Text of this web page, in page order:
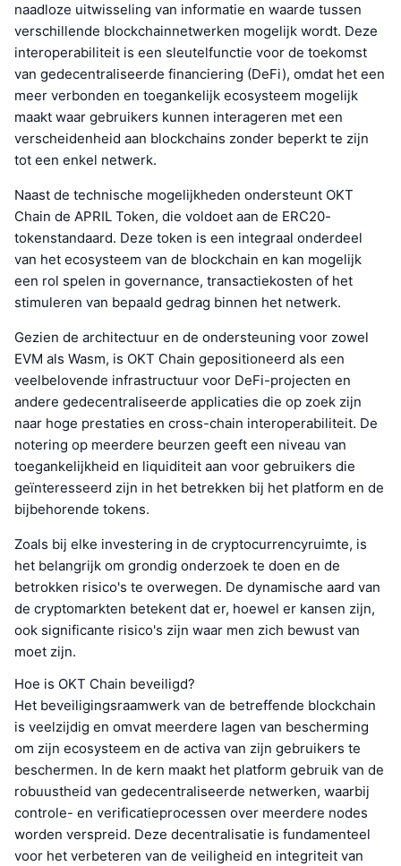
naadloze uitwisseling van informatie en waarde tussen
verschillende blockchainnetwerken mogelijk wordt. Deze
interoperabiliteit is een sleutelfunctie voor de toekomst
van gedecentraliseerde financiering (DeFi), omdat het een
meer verbonden en toegankelijk ecosysteem mogelijk
maakt waar gebruikers kunnen interageren met een
verscheidenheid aan blockchains zonder beperkt te zijn
tot een enkel netwerk.
Naast de technische mogelijkheden ondersteunt OKT
Chain de APRIL Token, die voldoet aan de ERC20-
tokenstandaard. Deze token is een integraal onderdeel
van het ecosysteem van de blockchain en kan mogelijk
een rol spelen in governance, transactiekosten of het
stimuleren van bepaald gedrag binnen het netwerk.
Gezien de architectuur en de ondersteuning voor zowel
EVM als Wasm, is OKT Chain gepositioneerd als een
veelbelovende infrastructuur voor DeFi-projecten en
andere gedecentraliseerde applicaties die op zoek zijn
naar hoge prestaties en cross-chain interoperabiliteit. De
notering op meerdere beurzen geeft een niveau van
toegankelijkheid en liquiditeit aan voor gebruikers die
geïnteresseerd zijn in het betrekken bij het platform en de
bijbehorende tokens.
Zoals bij elke investering in de cryptocurrencyruimte, is
het belangrijk om grondig onderzoek te doen en de
betrokken risico's te overwegen. De dynamische aard van
de cryptomarkten betekent dat er, hoewel er kansen zijn,
ook significante risico's zijn waar men zich bewust van
moet zijn.
Hoe is OKT Chain beveiligd?
Het beveiligingsraamwerk van de betreffende blockchain
is veelzijdig en omvat meerdere lagen van bescherming
om zijn ecosysteem en de activa van zijn gebruikers te
beschermen. In de kern maakt het platform gebruik van de
robuustheid van gedecentraliseerde netwerken, waarbij
controle- en verificatieprocessen over meerdere nodes
worden verspreid. Deze decentralisatie is fundamenteel
voor het verbeteren van de veiligheid en integriteit van